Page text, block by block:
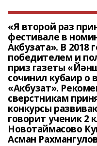
«Я второй раз
фестивале в
Акбузата». В 2018
победителем и
приз газеты
сочинил кубаир
«Акбузат».
сверстникам
конкурсы
говорит ученик 2
Новотаймасово
Асман